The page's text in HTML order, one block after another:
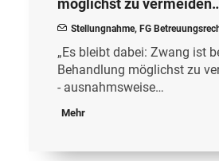
möglichst zu
Stellungnahme, FG
„Es bleibt dabei: Zwang ist
Behandlung möglichst zu
- ausnahmsweise…
Mehr